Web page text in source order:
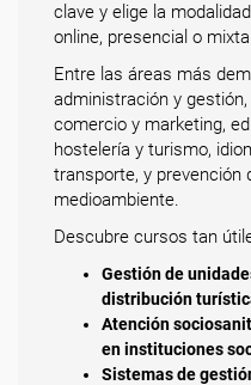
clave y elige la
online, presencial o
Entre las áreas más
administración y
comercio y marketing,
hostelería y turismo,
transporte, y prevención
medioambiente.
Descubre cursos tan
Gestión de
distribución
Atención
en instituciones
Sistemas de